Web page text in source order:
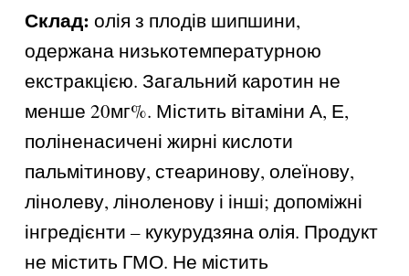
Склад: олія з плодів шипшини,
одержана низькотемпературною
екстракцією. Загальний каротин не
менше 20мг%. Містить вітаміни А, Е,
поліненасичені жирні кислоти
пальмітинову, стеаринову, олеїнову,
лінолеву, ліноленову і інші; допоміжні
інгредієнти – кукурудзяна олія. Продукт
не містить ГМО. Не містить